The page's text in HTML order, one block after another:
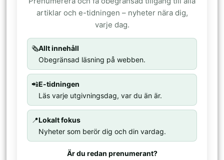
artiklar och e-tidningen – nyheter nära dig,
varje dag.
🗞️Allt innehåll
Obegränsad läsning på webben.
📲E-tidningen
Läs varje utgivningsdag, var du än är.
📍Lokalt fokus
Nyheter som berör dig och din vardag.
Är du redan prenumerant?